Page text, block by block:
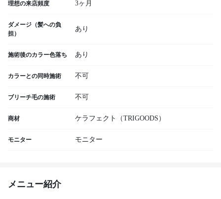
理想の来店頻度 3ヶ月
ダメージ（髪への負
担）
あり
施術後のカラー色落ち あり
カラーとの同時施術 不可
ブリーチ毛の施術 不可
商材 ケラフェクト（TRIGOODS）
モニター モニター
メニュー紹介